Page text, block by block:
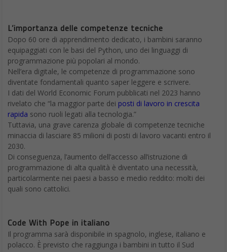
L’importanza delle competenze tecniche
Dopo 60 ore di apprendimento dedicato, i bambini saranno
equipaggiati con le basi del Python, uno dei linguaggi di
programmazione più popolari al mondo.
Nell’era digitale, le competenze di programmazione sono
diventate fondamentali quanto saper leggere e scrivere.
I dati del World Economic Forum pubblicati nel 2023 hanno
rivelato che “la maggior parte dei posti di lavoro in crescita
rapida sono ruoli legati alla tecnologia.”
Tuttavia, una grave carenza globale di competenze tecniche
minaccia di lasciare 85 milioni di posti di lavoro vacanti entro il
2030.
Di conseguenza, l’aumento dell’accesso all’istruzione di
programmazione di alta qualità è diventato una necessità,
particolarmente nei paesi a basso e medio reddito: molti dei
quali sono cattolici.
Code With Pope in italiano
Il programma sarà disponibile in spagnolo, inglese, italiano e
polacco. È previsto che raggiunga i bambini in tutto il Sud